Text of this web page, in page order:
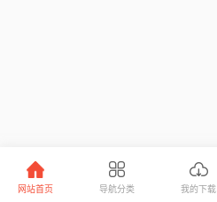
网站首页 导航分类 我的下载